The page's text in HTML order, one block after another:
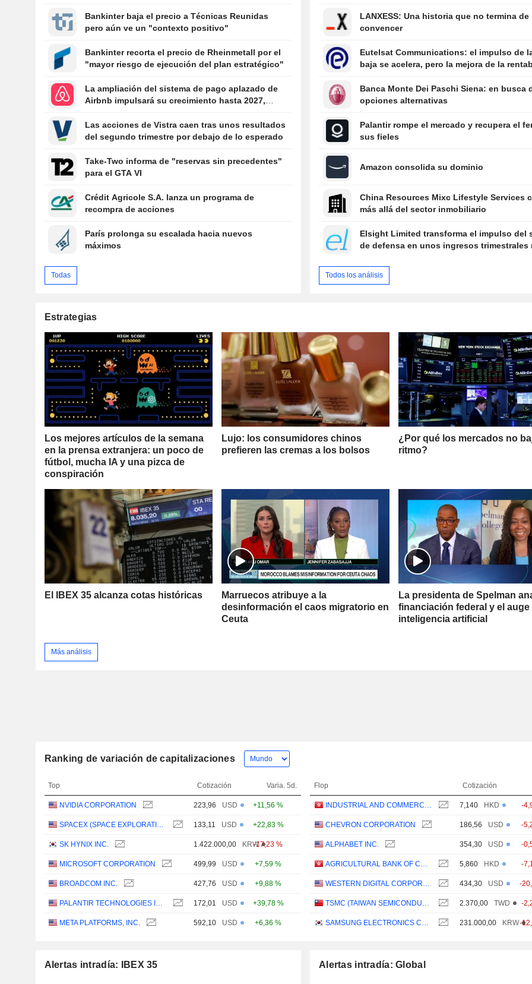
federal y el auge
a la nacionalidad
Bankinter baja el precio a Técnicas Reunidas
pero aún ve un "contexto positivo"
Bankinter recorta el precio de Rheinmetall por el
"mayor riesgo de ejecución del plan estratégico"
La ampliación del sistema de pago aplazado de
Airbnb impulsará su crecimiento hasta 2027,
Las acciones de Vistra caen tras unos resultados
del segundo trimestre por debajo de lo esperado
Take-Two informa de "reservas sin precedentes"
para el GTA VI
Crédit Agricole S.A. lanza un programa de
recompra de acciones
París prolonga su escalada hacia nuevos
máximos
Todas
LANXESS: Una historia que no termina de
convencer
Eutelsat Communications: el impulso de
baja se acelera, pero la mejora de la
Banca Monte Dei Paschi Siena: en busca
opciones alternativas
Palantir rompe el mercado y recupera el
sus fieles
Amazon consolida su dominio
China Resources Mixc Lifestyle Services
más allá del sector inmobiliario
Elsight Limited transforma el impulso del
de defensa en unos ingresos trimestrales
Todos los análisis
Estrategias
Los mejores artículos de la semana
en la prensa extranjera: un poco de
fútbol, mucha IA y una pizca de
conspiración
Lujo: los consumidores chinos
prefieren las cremas a los bolsos
¿Por qué los mercados no
ritmo?
El IBEX 35 alcanza cotas históricas
Marruecos atribuye a la
desinformación el caos migratorio en
Ceuta
La presidenta de Spelman
financiación federal y el auge
inteligencia artificial
Más análisis
Ranking de variación de capitalizaciones
Top Cotización Varia. 5d.
NVIDIA CORPORATION 223,96 USD +11,56 %
133,11 USD +22,83 %
SK HYNIX INC. 1.422.000,00 KRW-17,23 %
MICROSOFT CORPORATION 499,99 USD +7,59 %
BROADCOM INC. 427,76 USD +9,88 %
172,01 USD +39,78 %
META PLATFORMS, INC. 592,10 USD +6,36 %
Flop Cotización
7,140 HKD -
CHEVRON CORPORATION 186,56 USD -
ALPHABET INC. 354,30 USD -
5,860 HKD -
434,30 USD -
2.370,00 TWD -
231.000,00 KRW-
Alertas intradía: IBEX 35 Alertas intradía: Global